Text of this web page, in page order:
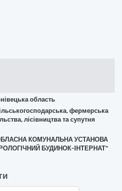
область
фермерська
лісівництва та супутня
ОБЛАСНА КОМУНАЛЬНА УСТАНОВА
БУДИНОК-ІНТЕРНАТ"